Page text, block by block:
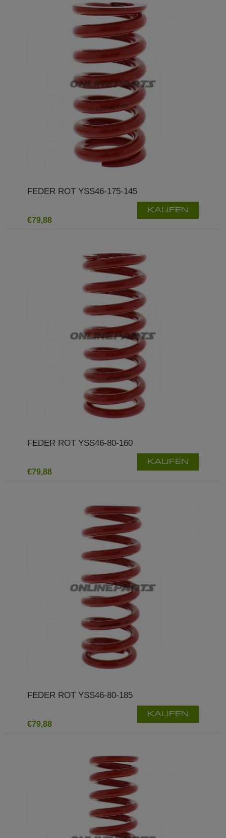
FEDER ROT YSS46-175-145
€79,88
KAUFEN
FEDER ROT YSS46-80-160
€79,88
KAUFEN
FEDER ROT YSS46-80-185
€79,88
KAUFEN